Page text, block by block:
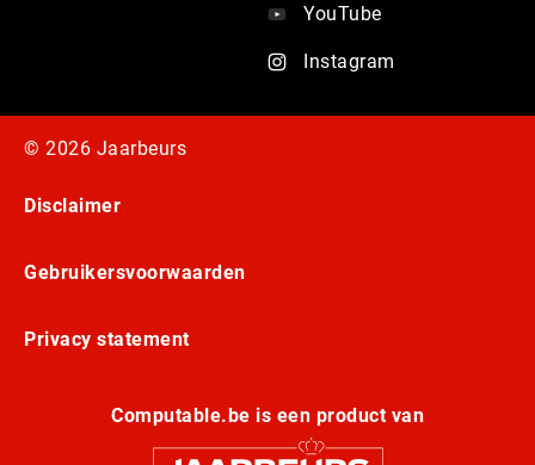
YouTube
Instagram
© 2026 Jaarbeurs
Disclaimer
Gebruikersvoorwaarden
Privacy statement
Computable.be is een product van